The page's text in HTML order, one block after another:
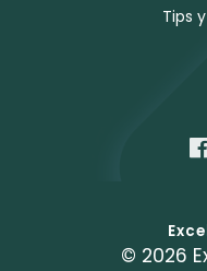
Tips
© 2026